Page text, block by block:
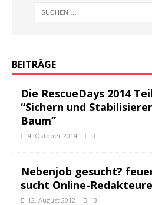
BEITRÄGE
Die RescueDays 2014
“Sichern und
Baum”
4. Oktober 2014 0
Nebenjob gesucht?
sucht Online-
12. August 2012 13